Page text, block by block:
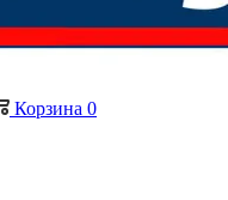
Корзина 0